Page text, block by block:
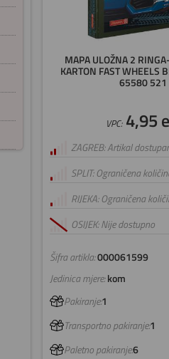
MAPA ULOŽNA 2
KARTON FAST WHEELS
65580 521
Šifra artikla:000061599
VPC:4,95
ZAGREB: Artikal
SPLIT: Ograničena
RIJEKA: Ograničena
OSIJEK: Nije dostupno
Jedinica mjere: kom
Pakiranje:1
Transportno pakiranje:1
Paletno pakiranje:6